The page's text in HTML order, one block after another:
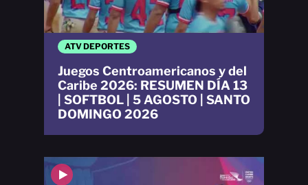
ATV DEPORTES
Juegos Centroamericanos y del
Caribe 2026: RESUMEN DÍA 13
| SOFTBOL | 5 AGOSTO | SANTO
DOMINGO 2026